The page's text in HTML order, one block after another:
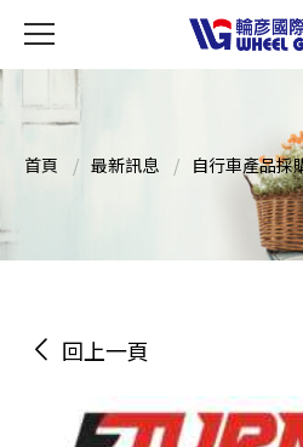
首頁 最新訊息 自行車產品採
回上一頁